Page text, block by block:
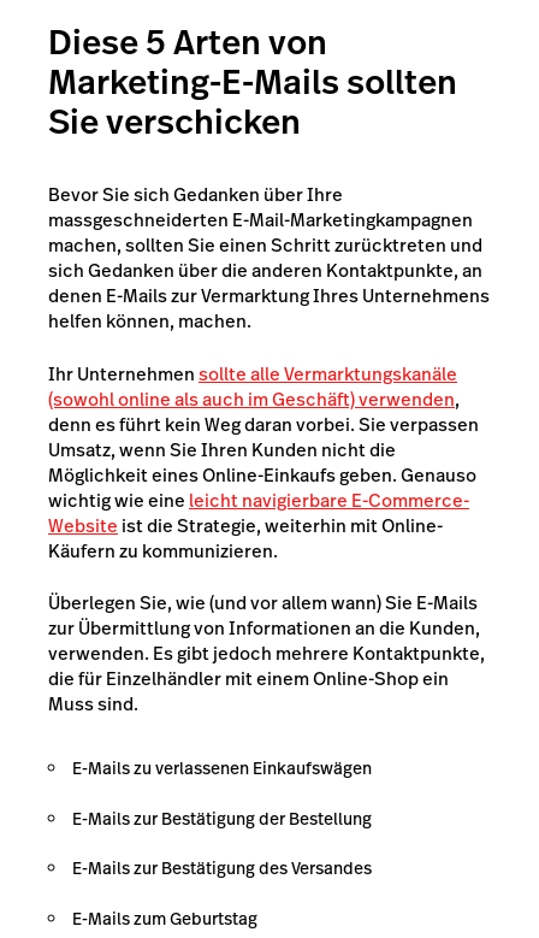
Diese 5 Arten von
Marketing-E-Mails sollten
Sie verschicken
Bevor Sie sich Gedanken über Ihre
massgeschneiderten E-Mail-Marketingkampagnen
machen, sollten Sie einen Schritt zurücktreten und
sich Gedanken über die anderen Kontaktpunkte, an
denen E-Mails zur Vermarktung Ihres Unternehmens
helfen können, machen.
Ihr Unternehmensollte alle Vermarktungskanäle
(sowohl online als auch im Geschäft) verwenden,
denn es führt kein Weg daran vorbei. Sie verpassen
Umsatz, wenn Sie Ihren Kunden nicht die
Möglichkeit eines Online-Einkaufs geben. Genauso
wichtig wie eine leicht navigierbare E-Commerce-
Website ist die Strategie, weiterhin mit Online-
Käufern zu kommunizieren.
Überlegen Sie, wie (und vor allem wann) Sie E-Mails
zur Übermittlung von Informationen an die Kunden,
verwenden. Es gibt jedoch mehrere Kontaktpunkte,
die für Einzelhändler mit einem Online-Shop ein
Muss sind.
E-Mails zu verlassenen Einkaufswägen
E-Mails zur Bestätigung der Bestellung
E-Mails zur Bestätigung des Versandes
E-Mails zum Geburtstag